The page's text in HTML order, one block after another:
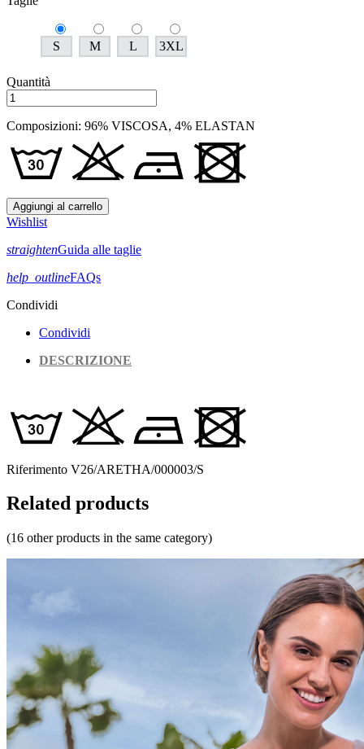
S M L 3XL
Quantità
Composizioni: 96% VISCOSA, 4% ELASTAN
Aggiungi al carrello
Wishlist
straightenGuida alle taglie
help_outlineFAQs
Condividi
Condividi
DESCRIZIONE
Riferimento V26/ARETHA/000003/S
Related products
(16 other products in the same category)